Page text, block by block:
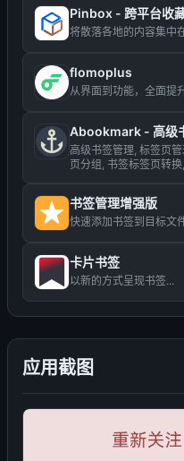
应用截图
Pinbox - 跨平台收
将散落各地的内容集中
flomoplus
从界面到功能，全面提
Abookmark - 高级
高级书签管理, 标签页
页分组, 书签标签页转换
书签管理增强版
快速添加书签到目标文
卡片书签
以新的方式呈现书签...